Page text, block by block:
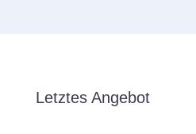
Letztes Angebot